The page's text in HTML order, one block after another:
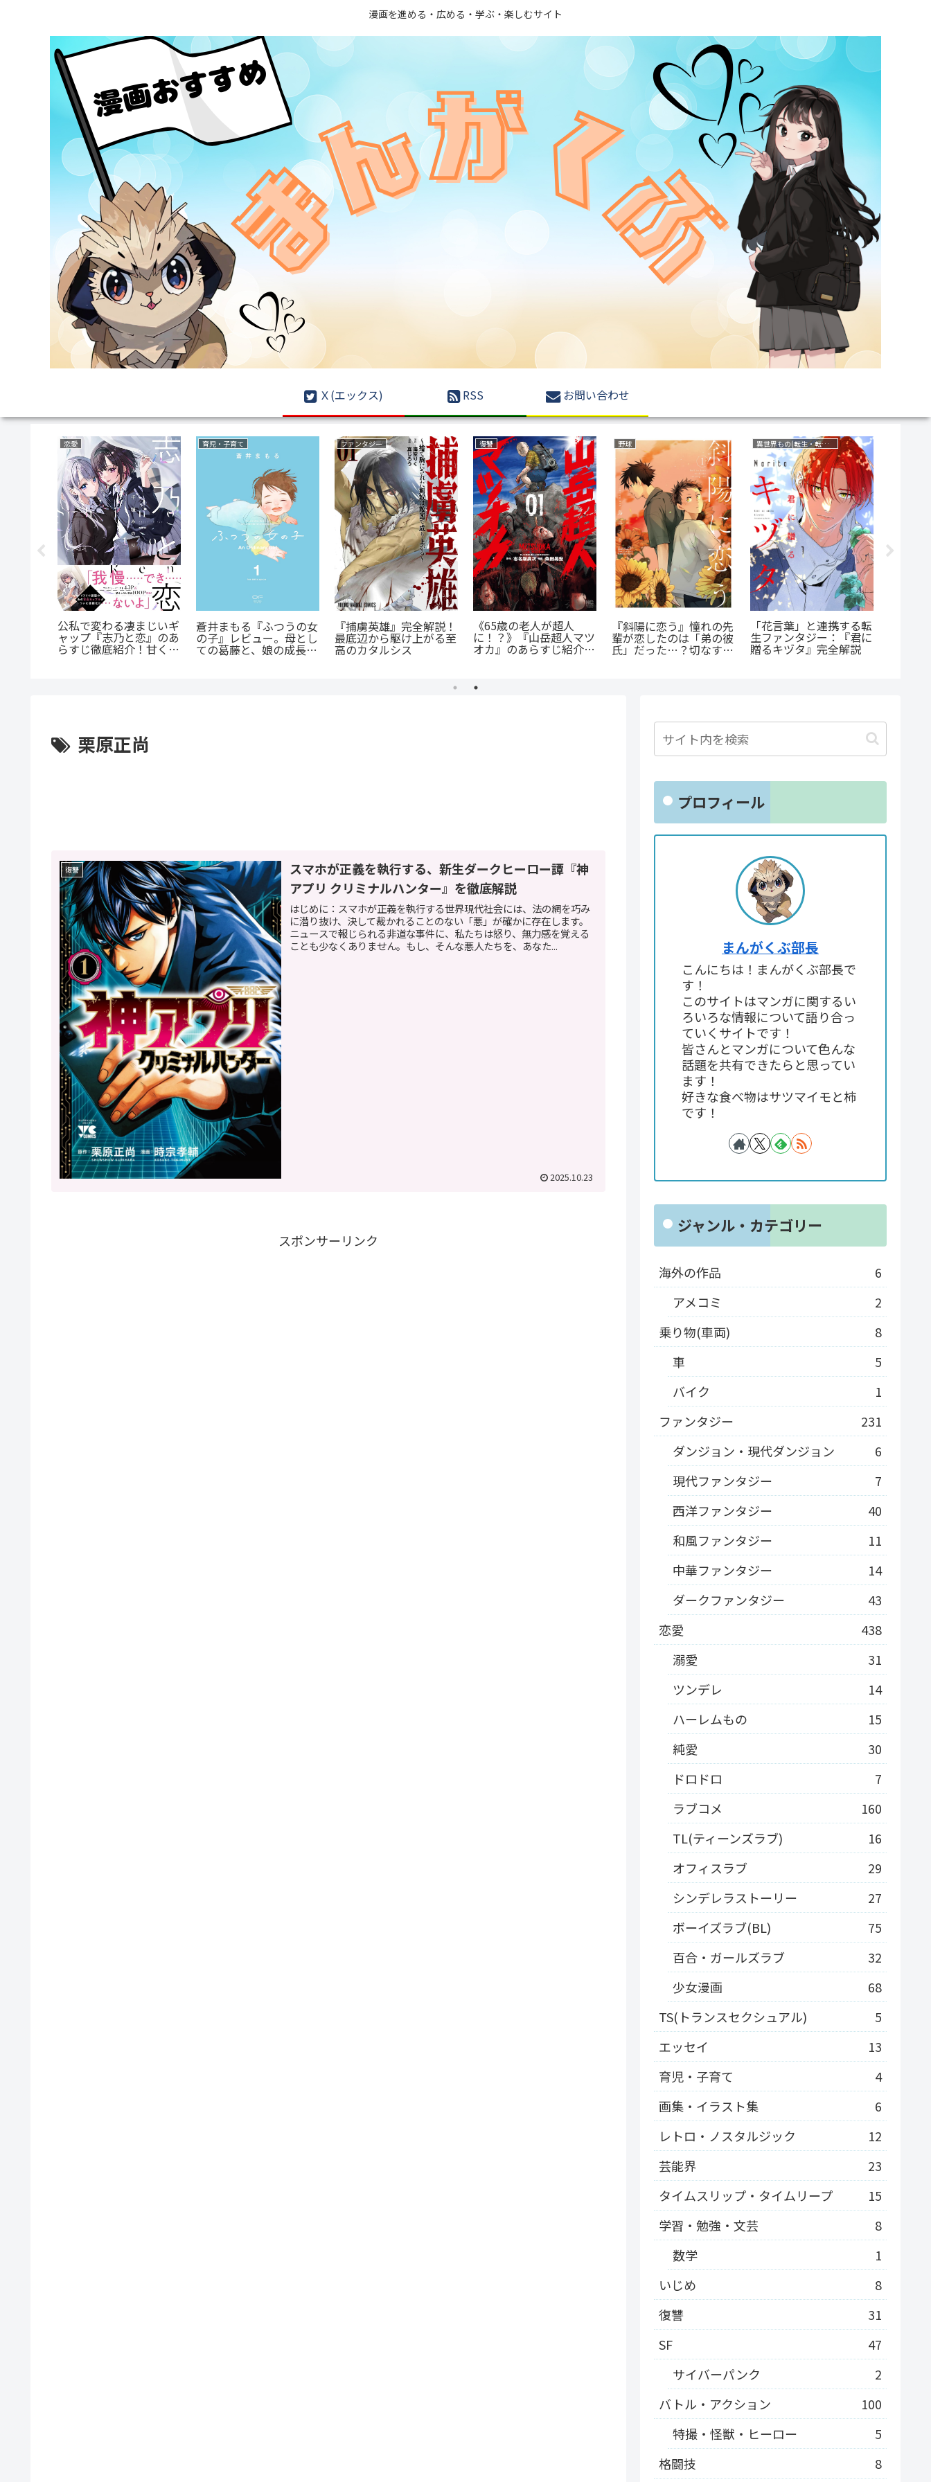
漫画を進める・広める・学ぶ・楽しむサイト
Ｘ(エックス) RSS お問い合わせ
恋愛
公私で変わる凄まじいギ
ャップ『志乃と恋』のあ
らすじ徹底紹介！甘くて
育児・子育て
蒼井まもる『ふつうの女
の子』レビュー。母とし
ての葛藤と、娘の成長に
涙が止まらない
ファンタジー
『捕虜英雄』完全解説！
最底辺から駆け上がる至
高のカタルシス
復讐
《65歳の老人が超人
に！？》『山岳超人マツ
オカ』のあらすじ紹介：
野球
『斜陽に恋う』憧れの先
輩が恋したのは「弟の彼
氏」だった…？切なすぎ
異世界もの(転生・転移・成り上がり・異世界ファンタジー)
「花言葉」と連携する転
生ファンタジー：『君に
贈るキヅタ』完全解説
栗原正尚
復讐
スマホが正義を執行する、新生ダークヒーロー譚『神
アプリ クリミナルハンター』を徹底解説
はじめに：スマホが正義を執行する世界現代社会には、法の網を巧み
に潜り抜け、決して裁かれることのない「悪」が確かに存在します。
ニュースで報じられる非道な事件に、私たちは怒り、無力感を覚える
ことも少なくありません。もし、そんな悪人たちを、あなた...
2025.10.23
スポンサーリンク
プロフィール
まんがくぶ部長
こんにちは！まんがくぶ部長で
す！
このサイトはマンガに関するい
ろいろな情報について語り合っ
ていくサイトです！
皆さんとマンガについて色んな
話題を共有できたらと思ってい
ます！
好きな食べ物はサツマイモと柿
です！
ジャンル・カテゴリー
海外の作品
6
アメコミ
2
乗り物(車両)
8
車
5
バイク
1
ファンタジー
231
ダンジョン・現代ダンジョン
6
現代ファンタジー
7
西洋ファンタジー
40
和風ファンタジー
11
中華ファンタジー
14
ダークファンタジー
43
恋愛
438
溺愛
31
ツンデレ
14
ハーレムもの
15
純愛
30
ドロドロ
7
ラブコメ
160
TL(ティーンズラブ)
16
オフィスラブ
29
シンデレラストーリー
27
ボーイズラブ(BL)
75
百合・ガールズラブ
32
少女漫画
68
TS(トランスセクシュアル)
5
エッセイ
13
育児・子育て
4
画集・イラスト集
6
レトロ・ノスタルジック
12
芸能界
23
タイムスリップ・タイムリープ
15
学習・勉強・文芸
8
数学
1
いじめ
8
復讐
31
SF
47
サイバーパンク
2
バトル・アクション
100
特撮・怪獣・ヒーロー
5
格闘技
8